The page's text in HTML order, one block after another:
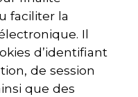
faciliter la
Il
d’identifiant
de session
que des